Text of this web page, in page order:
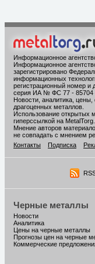
Информационное
Информационное
зарегистрировано
информационных
регистрационный номер и
серия ИА № ФС 77 - 85704
Новости, аналитика,
драгоценных металлов.
Использование открытых
гиперссылкой на
Мнение авторов
не совпадать с мнением
Контакты
Подписка
Черные металлы
Новости
Аналитика
Цены на черные металлы
Прогнозы цен на черные
Коммерческие